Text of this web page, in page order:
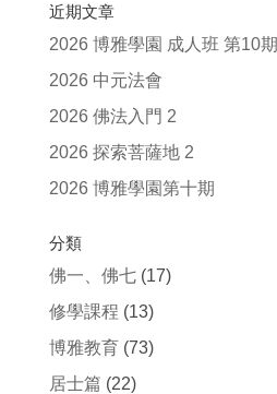
近期文章
2026 博雅學園 成人班 第10期
2026 中元法會
2026 佛法入門 2
2026 探索菩薩地 2
2026 博雅學園第十期
分類
佛一、佛七(17)
修學課程 (13)
博雅教育(73)
居士篇 (22)